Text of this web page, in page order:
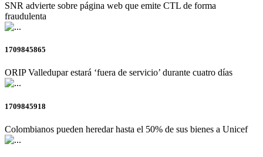
SNR advierte sobre página web que emite CTL de forma
fraudulenta
1709845865
ORIP Valledupar estará ‘fuera de servicio’ durante cuatro días
1709845918
Colombianos pueden heredar hasta el 50% de sus bienes a Unicef